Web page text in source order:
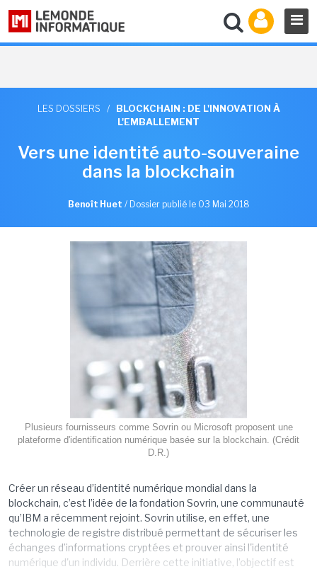
LES DOSSIERS /
BLOCKCHAIN : DE L'INNOVATION À
L'EMBALLEMENT
Vers une identité auto-souveraine
dans la blockchain
Benoît Huet / Dossier publié le 03 Mai 2018
Plusieurs fournisseurs comme Sovrin ou Microsoft proposent une
plateforme d'identification numérique basée sur la blockchain. (Crédit
D.R.)
Créer un réseau d’identité numérique mondial dans la
blockchain, c’est l’idée de la fondation Sovrin, une communauté
qu’IBM a récemment rejoint. Sovrin utilise, en effet, une
technologie de registre distribué permettant de sécuriser les
échanges d’informations cryptées et prouver ainsi l'identité
numérique d'un individu. Derrière cette initiative, l’objectif est